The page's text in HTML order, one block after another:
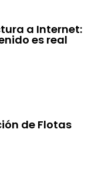
a Internet:
es real
de Flotas